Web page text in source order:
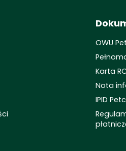
OWU
Karta
Nota
IPID